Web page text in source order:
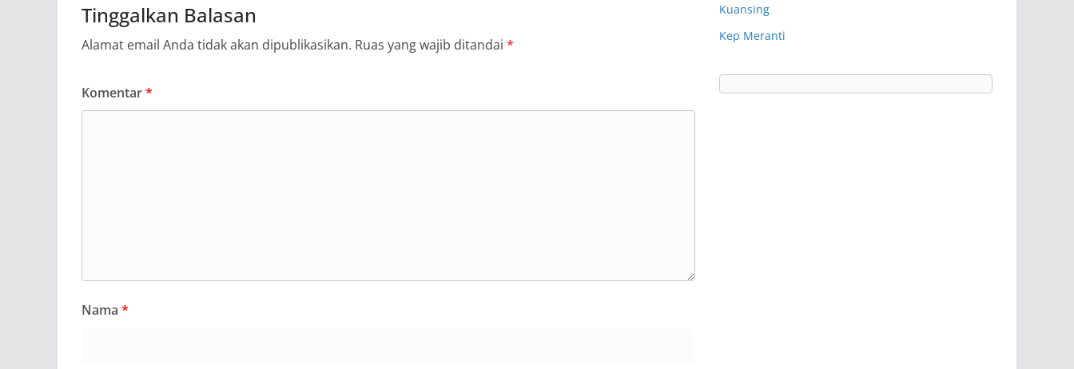
Tinggalkan Balasan
Alamat email Anda tidak akan dipublikasikan. Ruas yang wajib ditandai *
Komentar*
Nama *
Kuansing
Kep Meranti